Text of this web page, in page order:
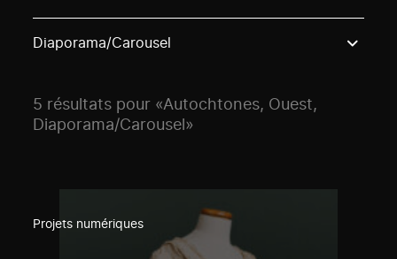
Diaporama/Carousel
5 résultats pour «Autochtones, Ouest,
Diaporama/Carousel»
Projets numériques